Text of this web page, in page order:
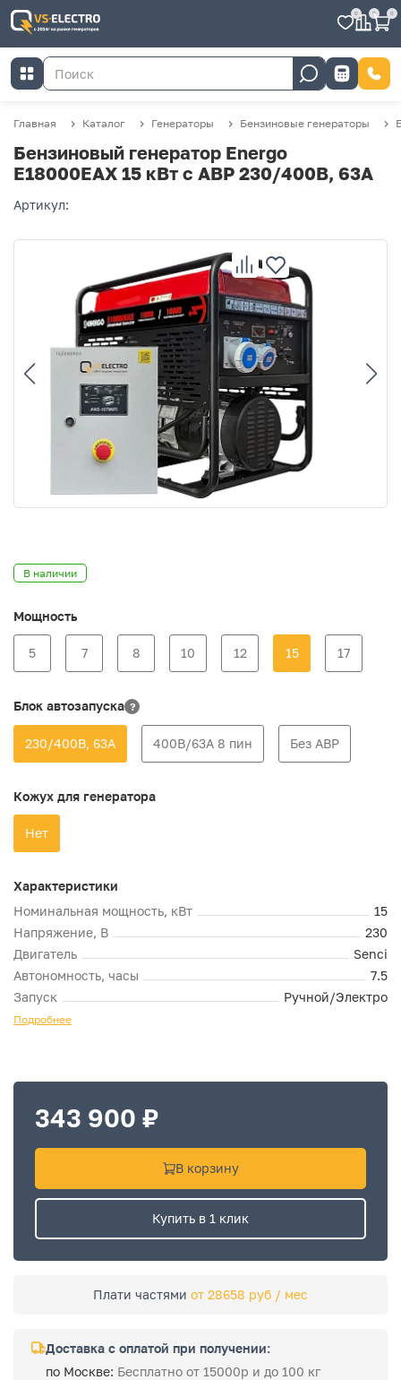
0 0 0
Главная Каталог Генераторы Бензиновые генераторы
Бензиновый генератор Energo
E18000EAX 15 кВт с АВР 230/400В, 63А
Артикул:
В наличии
Мощность
5 7 8 10 12 15 17
Блок автозапуска ?
230/400В, 63А 400В/63А 8 пин Без АВР
Кожух для генератора
Нет
Характеристики
Номинальная мощность, кВт
15
Напряжение, В
230
Двигатель
Senci
Автономность, часы
7.5
Запуск
Ручной/Электро
Подробнее
343 900 ₽
В корзину
Купить в 1 клик
Плати частями от 28658 руб / мес
Доставка с оплатой при получении:
по Москве: Бесплатно от 15000р и до 100 кг